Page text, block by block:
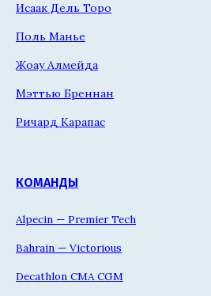
Исаак Дель Торо
Поль Манье
Жоау Алмейда
Мэттью Бреннан
Ричард Карапас
КОМАНДЫ
Alpecin — Premier Tech
Bahrain — Victorious
Decathlon CMA CGM